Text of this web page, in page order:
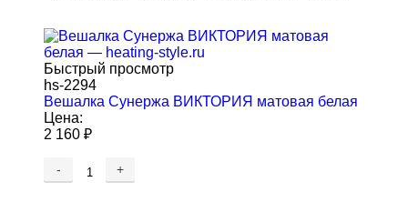
Быстрый просмотр
hs-2294
Вешалка Сунержа ВИКТОРИЯ матовая белая
Цена:
2 160 ₽
- +